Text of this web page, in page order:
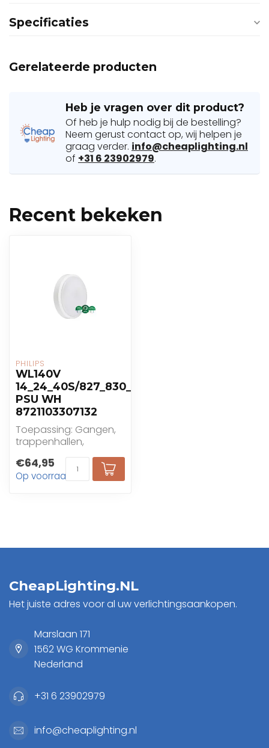
Specificaties
Gerelateerde producten
Heb je vragen over dit product?
Of heb je hulp nodig bij de bestelling?
Neem gerust contact op, wij helpen je
graag verder. info@cheaplighting.nl
of +31 6 23902979.
Recent bekeken
PHILIPS
WL140V
14_24_40S/827_830_840
PSU WH
8721103307132
Toepassing: Gangen,
trappenhallen,
ingangsruimten,
badkamers,
€64,95
Op voorraad
CheapLighting.NL
Het juiste adres voor al uw verlichtingsaankopen.
Marslaan 171
1562 WG Krommenie
Nederland
+31 6 23902979
info@cheaplighting.nl